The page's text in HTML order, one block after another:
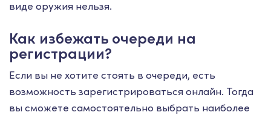
виде оружия нельзя.
Как избежать очереди на
регистрации?
Если вы не хотите стоять в очереди, есть
возможность зарегистрироваться онлайн. Тогда
вы сможете самостоятельно выбрать наиболее